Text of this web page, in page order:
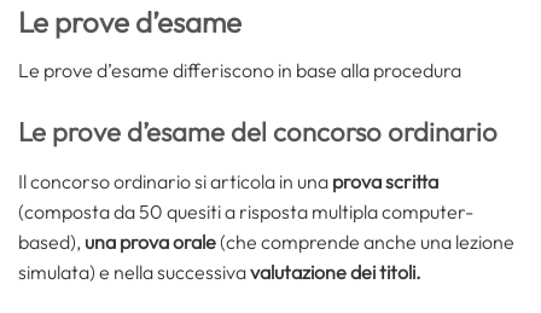
Le prove d’esame
Le prove d’esame differiscono in base alla procedura
Le prove d’esame del concorso ordinario
Il concorso ordinario si articola in una prova scritta
(composta da 50 quesiti a risposta multipla computer-
based), una prova orale(che comprende anche una lezione
simulata) e nella successivavalutazione dei titoli.